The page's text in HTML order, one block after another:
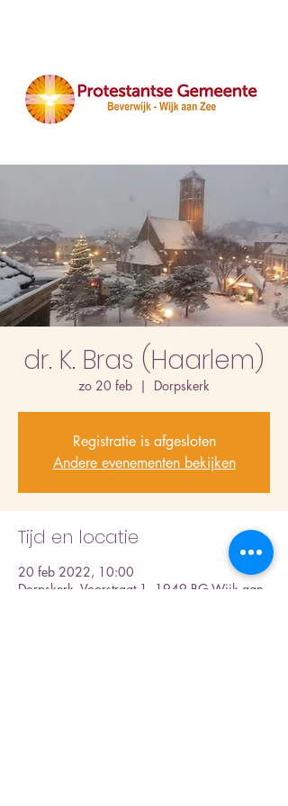
dr. K. Bras (Haarlem)
zo 20 feb
  |
Dorpskerk
Registratie is afgesloten
Andere evenementen bekijken
Tijd en locatie
20 feb 2022, 10:00
Dorpskerk, Voorstraat 1, 1949 BG Wijk aan